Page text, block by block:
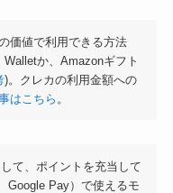
価値で利用できる方法
か、Amazonギフト
)。クレカの利用金額への
はこちら 。
て、ポイントを充当して
Google Pay）で使えるモ